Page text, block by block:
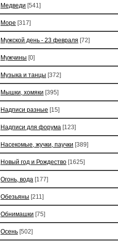
Медведи [541]
Море [317]
Мужской день - 23 февраля [72]
Мужчины [0]
Музыка и танцы [372]
Мышки, хомяки [395]
Надписи разные [15]
Надписи для форума [123]
Насекомые, жучки, паучки [389]
Новый год и Рождество [1625]
Огонь, вода [177]
Обезьяны [211]
Обнимашки [75]
Осень [502]